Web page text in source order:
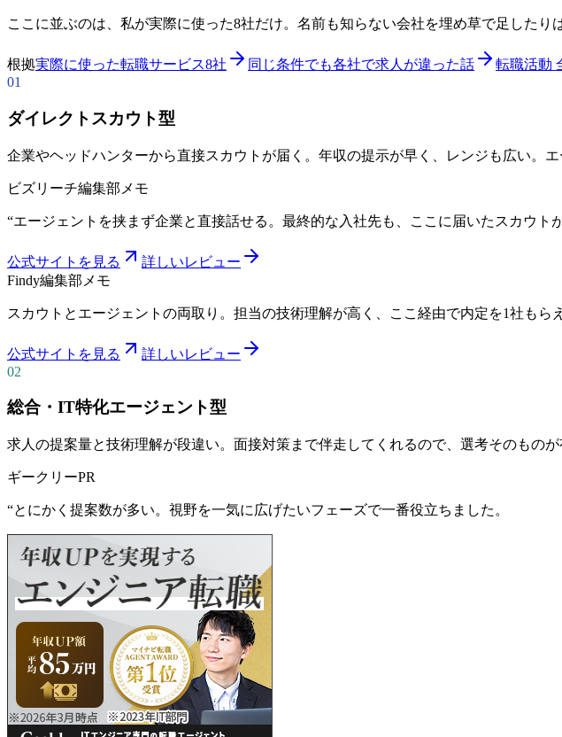
ここに並ぶのは、私が実際に使った8社だけ。名前も知らない会社を埋め草で足したり
根拠実際に使った転職サービス8社 同じ条件でも各社で求人が違った話
転職活動
01
ダイレクトスカウト型
企業やヘッドハンターから直接スカウトが届く。年収の提示が早く、レンジも広い。
ビズリーチ編集部メモ
“エージェントを挟まず企業と直接話せる。最終的な入社先も、ここに届いたスカウト
公式サイトを見る
詳しいレビュー
Findy編集部メモ
スカウトとエージェントの両取り。担当の技術理解が高く、ここ経由で内定を1社もら
公式サイトを見る
詳しいレビュー
02
総合・IT特化エージェント型
求人の提案量と技術理解が段違い。面接対策まで伴走してくれるので、選考そのものが
ギークリーPR
“とにかく提案数が多い。視野を一気に広げたいフェーズで一番役立ちました。